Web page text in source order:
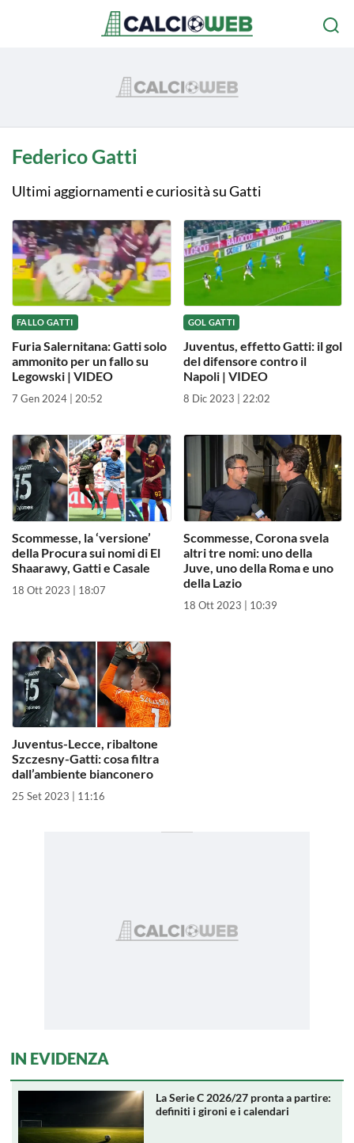
Federico Gatti
Ultimi aggiornamenti e curiosità su Gatti
FALLO GATTI
Furia Salernitana: Gatti solo
ammonito per un fallo su
Legowski | VIDEO
7 Gen 2024 | 20:52
GOL GATTI
Juventus, effetto Gatti: il gol
del difensore contro il
Napoli | VIDEO
8 Dic 2023 | 22:02
Scommesse, la ‘versione’
della Procura sui nomi di El
Shaarawy, Gatti e Casale
18 Ott 2023 | 18:07
Scommesse, Corona svela
altri tre nomi: uno della
Juve, uno della Roma e uno
della Lazio
18 Ott 2023 | 10:39
Juventus-Lecce, ribaltone
Szczesny-Gatti: cosa filtra
dall’ambiente bianconero
25 Set 2023 | 11:16
IN EVIDENZA
La Serie C 2026/27 pronta a partire:
definiti i gironi e i calendari